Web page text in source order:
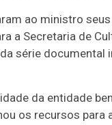
ao ministro
a Secretaria de
série documental
da entidade
os recursos